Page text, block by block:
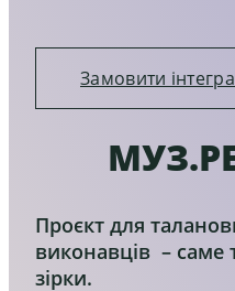
Замовити
Проєкт для
виконавців – cаме
зірки.